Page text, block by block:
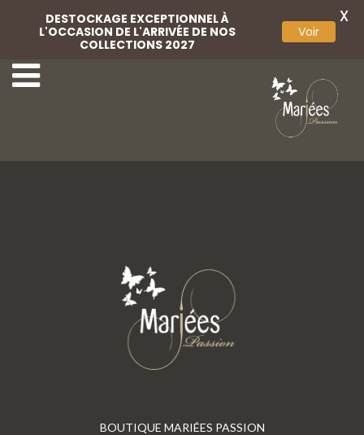
24-Marylise 26-Marylise
BOUTIQUE MARIÉES PASSION
DESTOCKAGE EXCEPTIONNEL À
L'OCCASION DE L'ARRIVÉE DE NOS
COLLECTIONS 2027
Voir
X